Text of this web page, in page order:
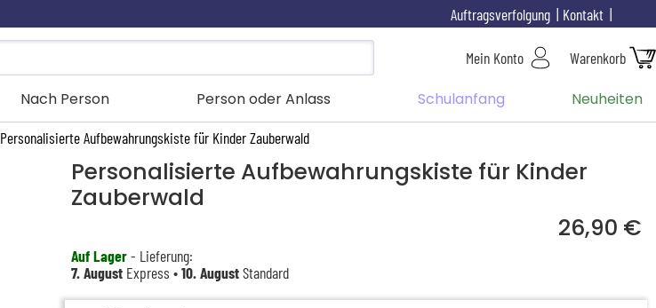
Kontakt
Auftragsverfolgung
Mein Konto Warenkorb
Nach Person Person oder Anlass Schulanfang Neuheiten
Personalisierte Aufbewahrungskiste für Kinder Zauberwald
Personalisierte Aufbewahrungskiste für Kinder
Zauberwald
26,90 €
Auf Lager- Lieferung:
7. AugustExpress •10. AugustStandard